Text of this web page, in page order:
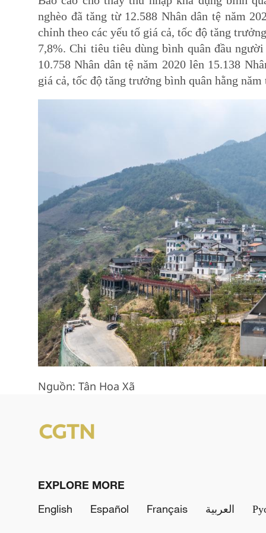
nghèo đã tăng từ 12.588 Nhân dân tệ năm
chỉnh theo các yếu tố giá cả, tốc độ tăng
7,8%. Chi tiêu tiêu dùng bình quân đầu
10.758 Nhân dân tệ năm 2020 lên 15.138
giá cả, tốc độ tăng trưởng bình quân hằng
Nguồn: Tân Hoa Xã
EXPLORE MORE
English
Español Français العربية